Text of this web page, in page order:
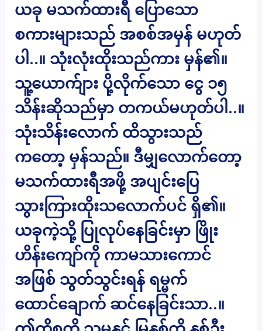
ယခု မသက်ထားရီ ပြောသော
စကားများသည် အစစ်အမှန် မဟုတ်
ပါ..။ သုံးလုံးထိုးသည်ကား မှန်၏။
သူ့ယောက်ျား ပို့လိုက်သော ငွေ ၁၅
သိန်းဆိုသည်မှာ တကယ်မဟုတ်ပါ..။
သုံးသိန်းလောက် ထိသွားသည်
ကတော့ မှန်သည်။ ဒီမျှလောက်တော့
မသက်ထားရီအဖို့ အပျင်းပြေ
သွားကြားထိုးသလောက်ပင် ရှိ၏။
ယခုကဲ့သို့ ပြုလုပ်နေခြင်းမှာ ဖြိုး
ဟိန်းကျော်ကို ကာမသားကောင်
အဖြစ် သွတ်သွင်းရန် ရမ္မက်
ထောင်ချောက် ဆင်နေခြင်းသာ..။